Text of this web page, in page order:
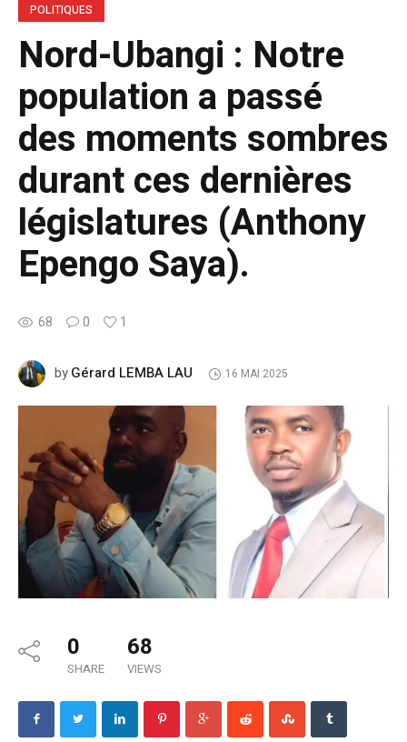
POLITIQUES
Nord-Ubangi : Notre
population a passé
des moments sombres
durant ces dernières
législatures (Anthony
Epengo Saya).
68 0 1
byGérard LEMBA LAU 16 MAI 2025
0
SHARE
68
VIEWS